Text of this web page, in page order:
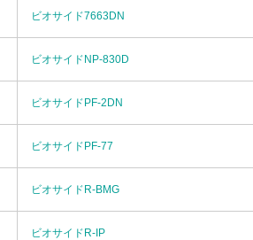
ビオサイド7663DN
ビオサイドNP-830D
ビオサイドPF-2DN
ビオサイドPF-77
ビオサイドR-BMG
ビオサイドR-IP